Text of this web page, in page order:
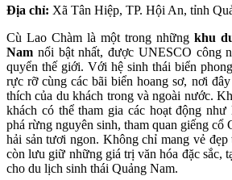
Địa chỉ: Xã Tân Hiệp, TP. Hội An, tỉnh
Cù Lao Chàm là một trong những khu
Nam nổi bật nhất, được UNESCO công
quyển thế giới. Với hệ sinh thái biển
rực rỡ cùng các bãi biển hoang sơ, nơi
thích của du khách trong và ngoài nước.
khách có thể tham gia các hoạt động như
phá rừng nguyên sinh, tham quan giếng cổ
hải sản tươi ngon. Không chỉ mang vẻ
còn lưu giữ những giá trị văn hóa đặc sắc,
cho du lịch sinh thái Quảng Nam.